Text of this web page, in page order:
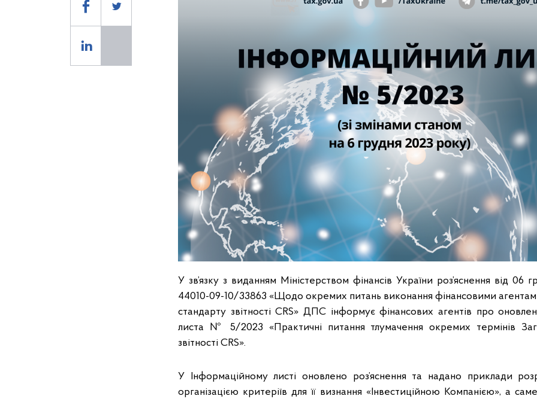
У зв’язку з виданням Міністерством фінансів України роз’яснення від
44010-09-10/33863 «Щодо окремих питань виконання фінансовими
стандарту звітності CRS» ДПС інформує фінансових агентів про
листа № 5/2023 «Практичні питання тлумачення окремих термінів
звітності CRS».
У Інформаційному листі оновлено роз’яснення та надано приклади
організацією критеріїв для її визнання «Інвестиційною Компанією», а